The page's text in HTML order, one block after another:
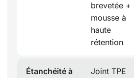
brevetée +
mousse à
haute
rétention
Étanchéité à
Joint TPE